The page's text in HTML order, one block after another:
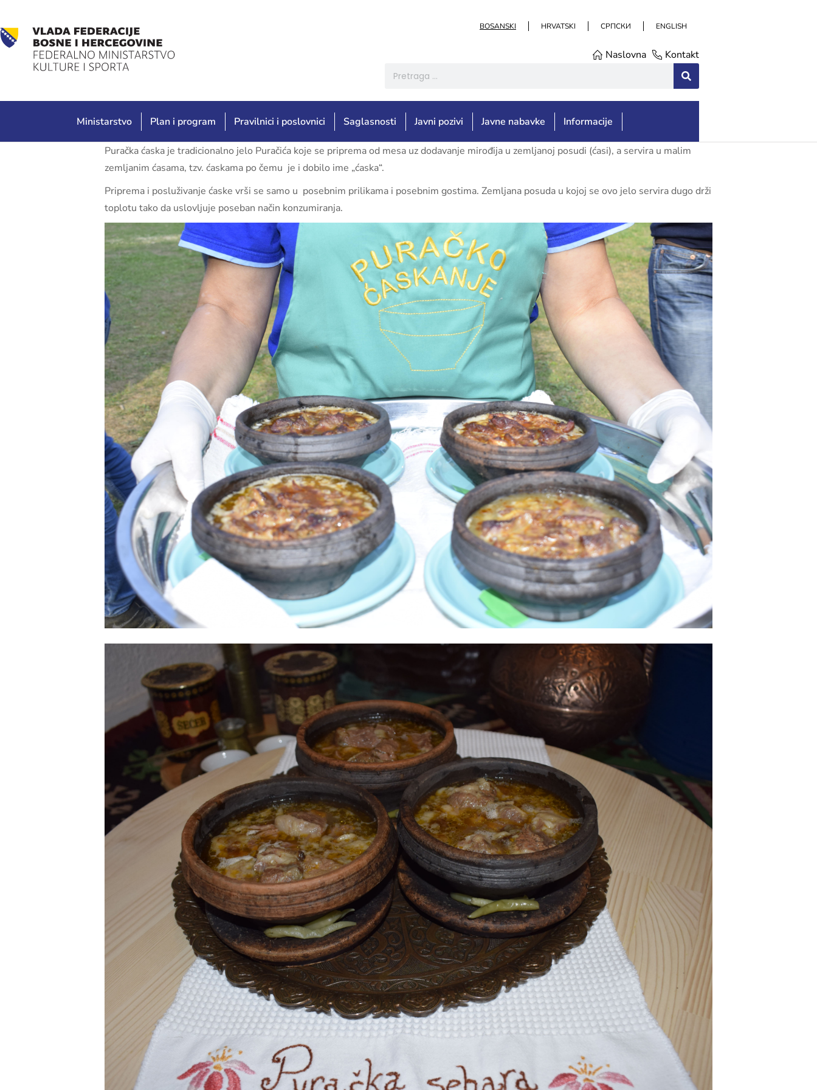
BOSANSKI HRVATSKI СРПСКИ ENGLISH
Naslovna Kontakt
Ministarstvo Plan i program Pravilnici i poslovnici Saglasnosti Javni pozivi Javne nabavke Informacije
Puračka ćaska je tradicionalno jelo Puračića koje se priprema od mesa uz dodavanje mirođija u zemljanoj posudi (ćasi), a servira u malim
zemljanim ćasama, tzv. ćaskama po čemu je i dobilo ime „ćaska“.
Priprema i posluživanje ćaske vrši se samo u posebnim prilikama i posebnim gostima. Zemljana posuda u kojoj se ovo jelo servira dugo drži
toplotu tako da uslovljuje poseban način konzumiranja.